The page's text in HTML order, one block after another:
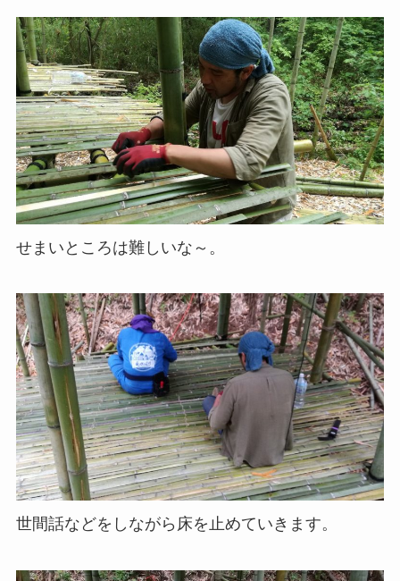
せまいところは難しいな～。
世間話などをしながら床を止めていきます。